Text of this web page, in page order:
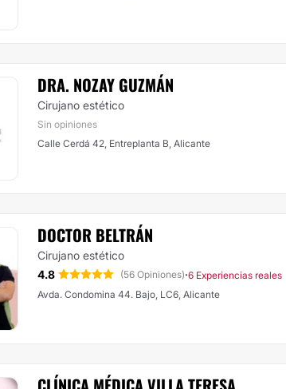
DRA. NOZAY GUZMÁN
Cirujano estético
Sin opiniones
Calle Cerdá 42, Entreplanta B, Alicante
DOCTOR BELTRÁN
Cirujano estético
4.8
(56 Opiniones)·6 Experiencias reales
Avda. Condomina 44. Bajo, LC6, Alicante